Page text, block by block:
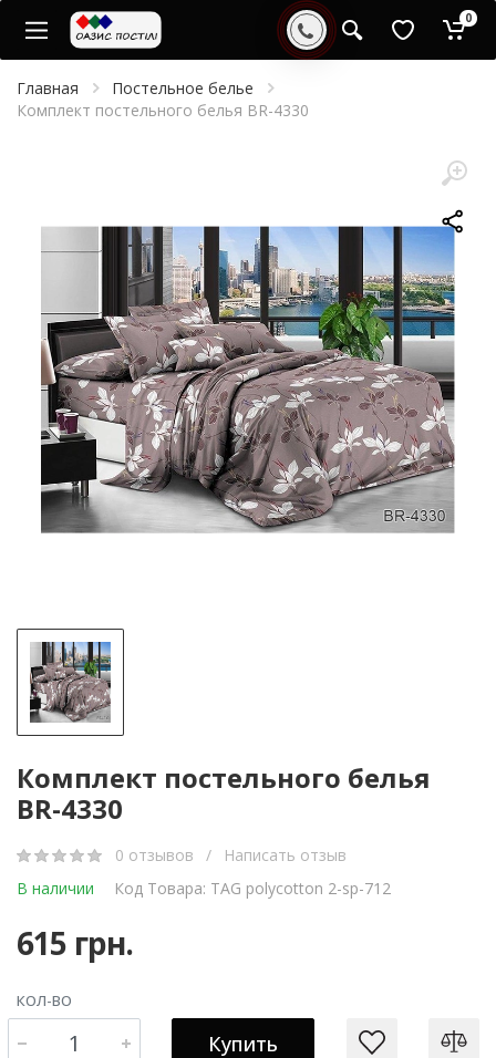
0
Главная
Постельное белье
Комплект постельного белья BR-4330
Комплект постельного белья
BR-4330
0 отзывов /
Написать отзыв
В наличии
Код Товара: TAG polycotton 2-sp-712
615 грн.
КОЛ-ВО
Купить